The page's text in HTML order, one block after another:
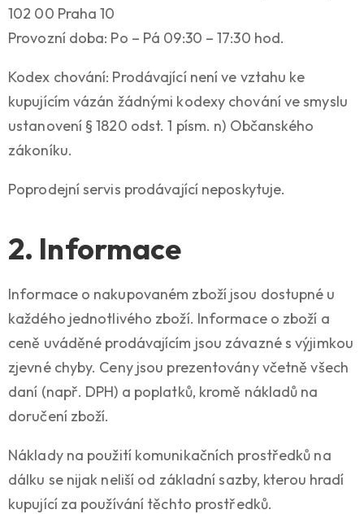
102 00 Praha 10
Provozní doba: Po – Pá 09:30 – 17:30 hod.
Kodex chování: Prodávající není ve vztahu ke
kupujícím vázán žádnými kodexy chování ve smyslu
ustanovení § 1820 odst. 1 písm. n) Občanského
zákoníku.
Poprodejní servis prodávající neposkytuje.
2. Informace
Informace o nakupovaném zboží jsou dostupné u
každého jednotlivého zboží. Informace o zboží a
ceně uváděné prodávajícím jsou závazné s výjimkou
zjevné chyby. Ceny jsou prezentovány včetně všech
daní (např. DPH) a poplatků, kromě nákladů na
doručení zboží.
Náklady na použití komunikačních prostředků na
dálku se nijak neliší od základní sazby, kterou hradí
kupující za používání těchto prostředků.